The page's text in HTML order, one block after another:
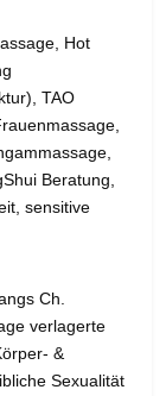
Hot
TAO
Beratung,
sensitive
Ch.
verlagerte
&
Sexualität